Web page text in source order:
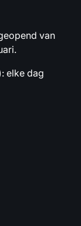
van
elke dag